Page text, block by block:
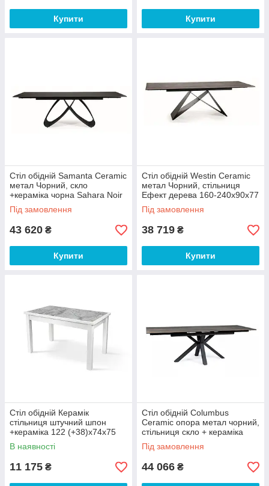
Купити Купити
Стіл обідній Samanta Ceramic
метал Чорний, скло
+кераміка чорна Sahara Noir
160-240х90х76 см (SignalTM)
Під замовлення
43 620 ₴
Купити
Стіл обідній Westin Ceramic
метал Чорний, стільниця
Ефект дерева 160-240х90х77
см (Signal ТМ)
Під замовлення
38 719 ₴
Купити
Стіл обідній Керамік
стільниця штучний шпон
+кераміка 122 (+38)х74х75
см (Мікс-Мебель ТМ)
В наявності
11 175 ₴
Стіл обідній Columbus
Ceramic опора метал чорний,
стільниця скло + кераміка
160-240х90х76 см (Signal
ТМ)
Під замовлення
44 066 ₴